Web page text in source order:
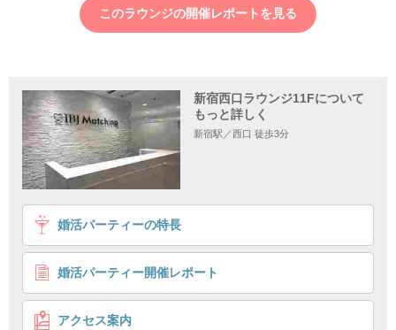
1 2 3 4
【U27限定♡】今日という日が運命の日に♪
会って、話して、恋したいビギナーへ
年齢重視で出会いたい 初参加数1位のIBJ店舗
企画詳細
このラウンジの開催レポートを見る
新宿西口ラウンジ11Fについて
もっと詳しく
新宿駅／西口 徒歩3分
婚活パーティーの特長
婚活パーティー開催レポート
アクセス案内